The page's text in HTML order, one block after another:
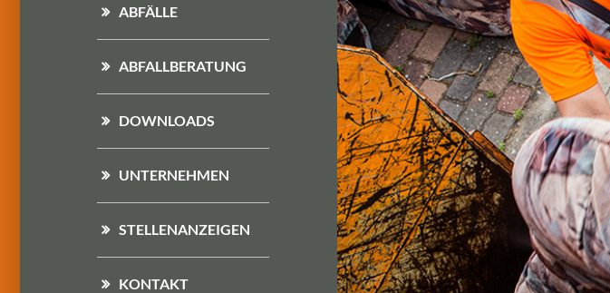
ABFÄLLE
ABFALLBERATUNG
DOWNLOADS
UNTERNEHMEN
STELLENANZEIGEN
KONTAKT